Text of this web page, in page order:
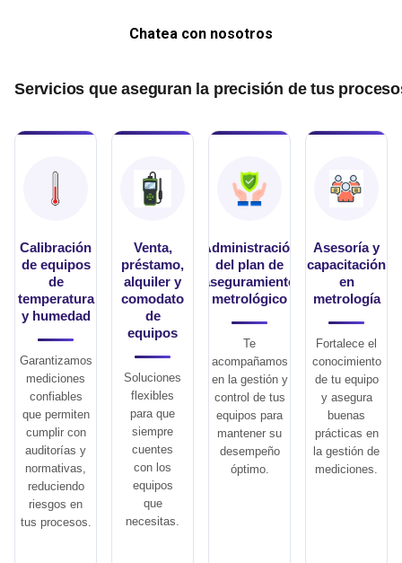
Chatea con nosotros
Servicios que aseguran la precisión de tus
Calibración
de equipos
de
temperatura
y humedad
Garantizamos
mediciones
confiables
que permiten
cumplir con
auditorías y
normativas,
reduciendo
riesgos en
tus procesos.
Venta,
préstamo,
alquiler y
comodato
de
equipos
Soluciones
flexibles
para que
siempre
cuentes
con los
equipos
que
necesitas.
Administración
del plan de
aseguramiento
metrológico
Te
acompañamos
en la gestión y
control de tus
equipos para
mantener su
desempeño
óptimo.
Asesoría y
capacitación
en
metrología
Fortalece el
conocimiento
de tu equipo
y asegura
buenas
prácticas en
la gestión de
mediciones.